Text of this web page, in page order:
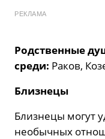
РЕКЛАМА
Родственные
среди: Раков,
Близнецы
Близнецы могут
необычных